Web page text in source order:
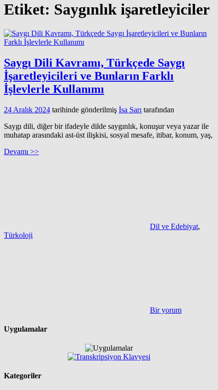
Etiket: Saygınlık işaretleyiciler
Saygı Dili Kavramı, Türkçede Saygı
İşaretleyicileri ve Bunların Farklı
İşlevlerle Kullanımı
24 Aralık 2024 tarihinde gönderilmiş İsa Sarı tarafından
Saygı dili, diğer bir ifadeyle dilde saygınlık, konuşur veya yazar ile
muhatap arasındaki ast-üst ilişkisi, sosyal mesafe, itibar, konum, yaş,
Devamı >>
Dil ve Edebiyat,
Türkoloji
Bir yorum
Uygulamalar
Kategoriler